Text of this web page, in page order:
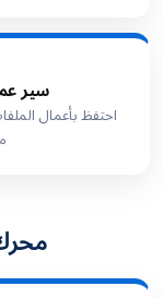
سير
احتفظ بأعمال